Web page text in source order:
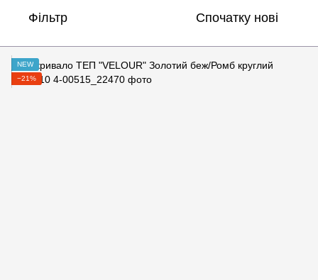
Фільтр Спочатку нові
NEW
−21%